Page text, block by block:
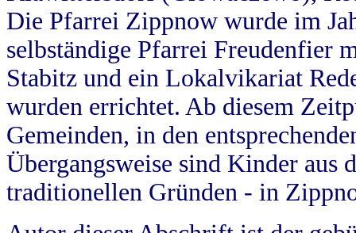
Die Pfarrei Zippnow wurde im
selbständige Pfarrei Freudenfier
Stabitz und ein Lokalvikariat
wurden errichtet. Ab diesem
Gemeinden, in den
Übergangsweise sind Kinder aus
traditionellen Gründen - in